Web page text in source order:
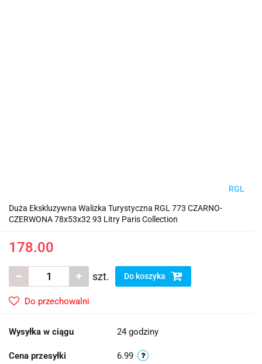
RGL
Duża Ekskluzywna Walizka Turystyczna RGL 773 CZARNO-
CZERWONA 78x53x32 93 Litry Paris Collection
178.00
szt. Do koszyka
Do przechowalni
Wysyłka w ciągu 24 godziny
Cena przesyłki 6.99